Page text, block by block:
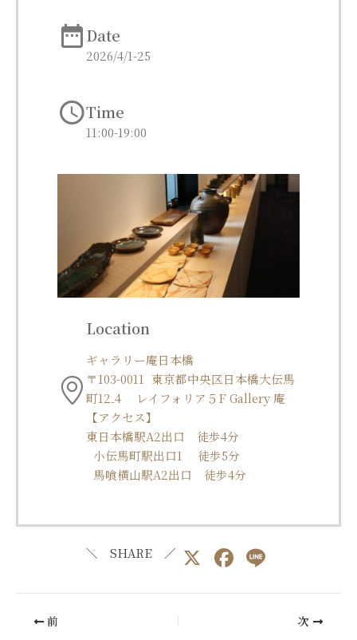
Date
2026/4/1-25
Time
11:00-19:00
Location
ギャラリー庵日本橋
〒103-0011 東京都中央区日本橋大伝馬
町12₋4 レイフォリア５F Gallery 庵
【アクセス】
東日本橋駅A2出口 徒歩4分
小伝馬町駅出口1 徒歩5分
馬喰横山駅A2出口 徒歩4分
＼ SHARE ／ X F
a n
前 次